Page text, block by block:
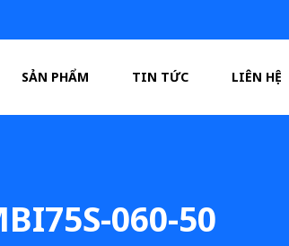
SẢN PHẨM TIN TỨC LIÊN HỆ
060-50